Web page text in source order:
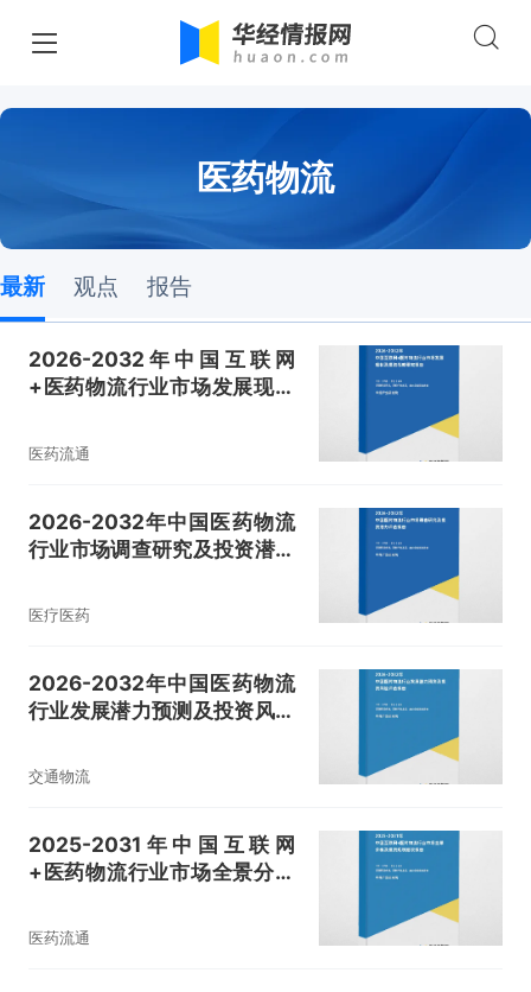
医药物流
最新 观点 报告
2026-2032年中国互联网
+医药物流行业市场发展现状
医药流通
2026-2032年中国医药物流
行业市场调查研究及投资潜力
医疗医药
2026-2032年中国医药物流
行业发展潜力预测及投资风险
交通物流
2025-2031年中国互联网
+医药物流行业市场全景分析
医药流通